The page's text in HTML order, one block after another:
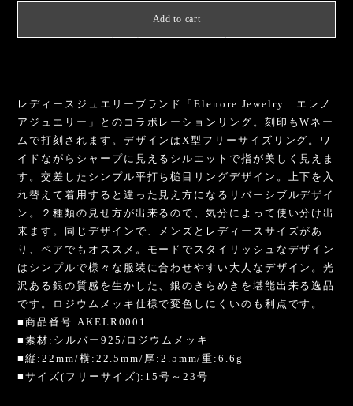
Add to cart
レディースジュエリーブランド「Elenore Jewelry エレノ
アジュエリー」とのコラボレーションリング。刻印もWネー
ムで打刻されます。デザインはX型フリーサイズリング。ワ
イドながらシャープに見えるシルエットで指が美しく見えま
す。交差したシンプル平打ち槌目リングデザイン。上下を入
れ替えて着用すると違った見え方になるリバーシブルデザイ
ン。２種類の見せ方が出来るので、気分によって使い分け出
来ます。同じデザインで、メンズとレディースサイズがあ
り、ペアでもオススメ。モードでスタイリッシュなデザイン
はシンプルで様々な服装に合わせやすい大人なデザイン。光
沢ある銀の質感を生かした、銀のきらめきを堪能出来る逸品
です。ロジウムメッキ仕様で変色しにくいのも利点です。
■商品番号:AKELR0001
■素材:シルバー925/ロジウムメッキ
■縦:22mm/横:22.5mm/厚:2.5mm/重:6.6g
■サイズ(フリーサイズ):15号～23号